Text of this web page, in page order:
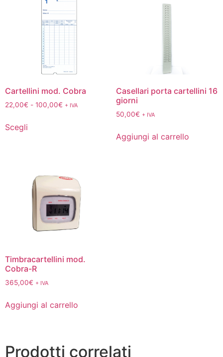
Cartellini mod. Cobra
22,00€ - 100,00€ + IVA
Scegli
Casellari porta cartellini 16
giorni
50,00€ + IVA
Aggiungi al carrello
Timbracartellini mod.
Cobra-R
365,00€ + IVA
Aggiungi al carrello
Prodotti correlati